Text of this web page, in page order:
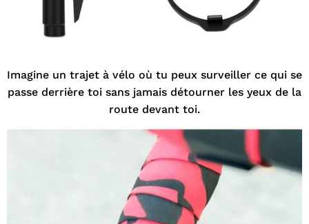
Imagine un trajet à vélo où tu peux surveiller ce qui se
passe derrière toi sans jamais détourner les yeux de la
route devant toi.